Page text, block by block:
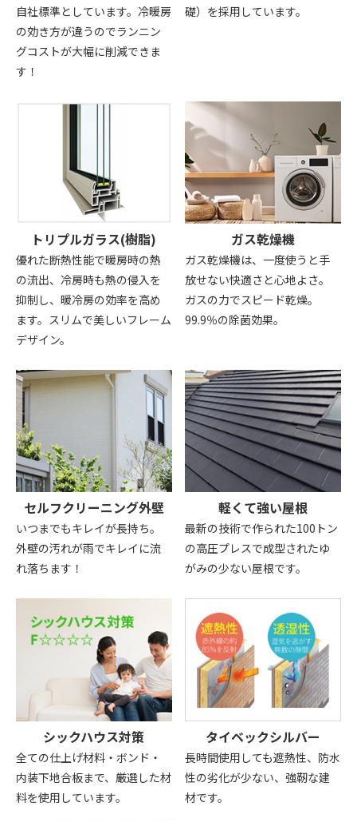
自社標準としています。冷暖房
の効き方が違うのでランニン
グコストが大幅に削減できま
す！
礎）を採用しています。
トリプルガラス(樹脂)
優れた断熱性能で暖房時の熱
の流出、冷房時も熱の侵入を
抑制し、暖冷房の効率を高め
ます。スリムで美しいフレーム
デザイン。
ガス乾燥機
ガス乾燥機は、一度使うと手
放せない快適さと心地よさ。
ガスの力でスピード乾燥。
99.9％の除菌効果。
セルフクリーニング外壁
いつまでもキレイが長持ち。
外壁の汚れが雨でキレイに流
れ落ちます！
軽くて強い屋根
最新の技術で作られた100トン
の高圧プレスで成型されたゆ
がみの少ない屋根です。
シックハウス対策
全ての仕上げ材料・ボンド・
内装下地合板まで、厳選した材
料を使用しています。
タイベックシルバー
長時間使用しても遮熱性、防水
性の劣化が少ない、強靭な建
材です。